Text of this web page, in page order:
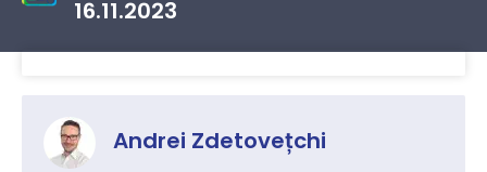
16.11.2023
Andrei Zdetovețchi